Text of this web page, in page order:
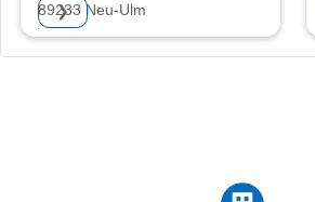
89233 Neu-Ulm
❯